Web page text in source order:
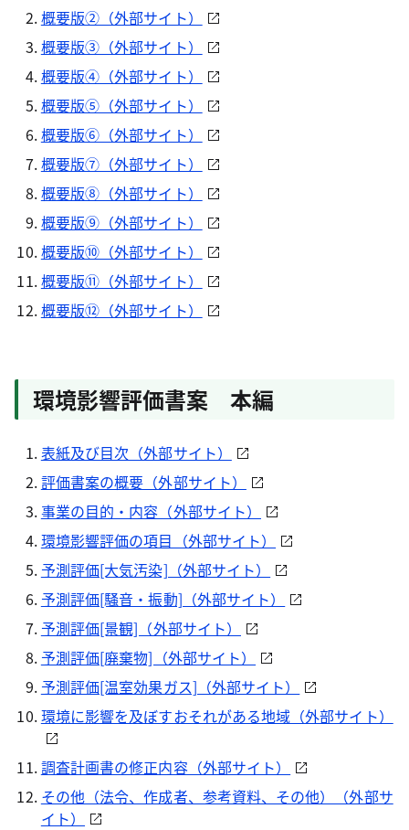
概要版②（外部サイト）
概要版③（外部サイト）
概要版④（外部サイト）
概要版⑤（外部サイト）
概要版⑥（外部サイト）
概要版⑦（外部サイト）
概要版⑧（外部サイト）
概要版⑨（外部サイト）
概要版⑩（外部サイト）
概要版⑪（外部サイト）
概要版⑫（外部サイト）
環境影響評価書案 本編
表紙及び目次（外部サイト）
評価書案の概要（外部サイト）
事業の目的・内容（外部サイト）
環境影響評価の項目（外部サイト）
予測評価[大気汚染]（外部サイト）
予測評価[騒音・振動]（外部サイト）
予測評価[景観]（外部サイト）
予測評価[廃棄物]（外部サイト）
予測評価[温室効果ガス]（外部サイト）
環境に影響を及ぼすおそれがある地域（外部サイト）
調査計画書の修正内容（外部サイト）
その他（法令、作成者、参考資料、その他）（外部サ
イト）